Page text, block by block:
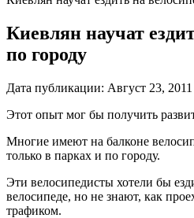
Киевлян научат
по городу
Дата публикации: Август 23, 2011
Этот опыт мог бы получить
Многие имеют на балконе
только в парках и по городу.
Эти велосипедисты хотели бы
велосипеде, но не знают, как
трафиком.